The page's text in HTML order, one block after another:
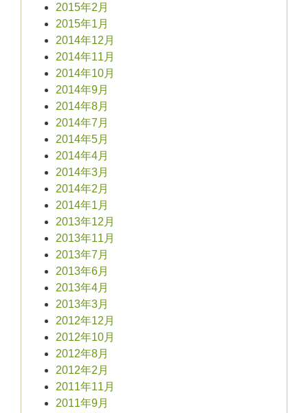
2015年2月
2015年1月
2014年12月
2014年11月
2014年10月
2014年9月
2014年8月
2014年7月
2014年5月
2014年4月
2014年3月
2014年2月
2014年1月
2013年12月
2013年11月
2013年7月
2013年6月
2013年4月
2013年3月
2012年12月
2012年10月
2012年8月
2012年2月
2011年11月
2011年9月